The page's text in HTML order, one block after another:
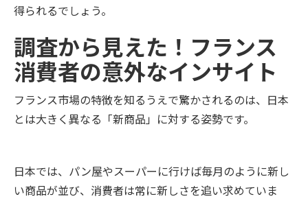
得られるでしょう。
調査から見えた！フランス
消費者の意外なインサイト
フランス市場の特徴を知るうえで驚かされるのは、日本
とは大きく異なる「新商品」に対する姿勢です。
日本では、パン屋やスーパーに行けば毎月のように新し
い商品が並び、消費者は常に新しさを追い求めていま